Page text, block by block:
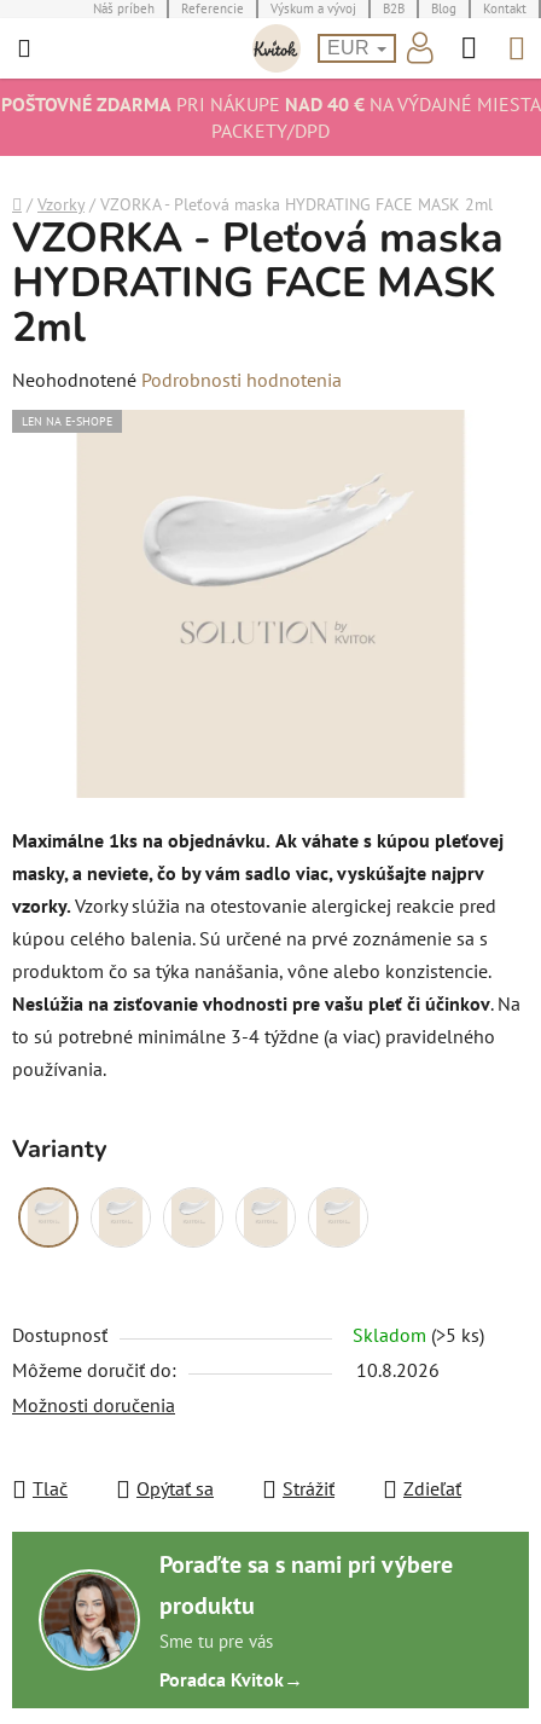
na
Náš príbeh Referencie Výskum a vývoj B2B Blog Kontakt
EUR
POŠTOVNÉ ZDARMAPRI NÁKUPE NAD 40 €NA VÝDAJNÉ MIESTA
PACKETY/DPD
Domov
/ Vzorky / VZORKA - Pleťová maska HYDRATING FACE MASK 2ml
Maximálne 1ks na objednávku. Ak váhate s kúpou pleťovej
masky, a neviete, čo by vám sadlo viac, vyskúšajte najprv
vzorky.Vzorky slúžia na otestovanie alergickej reakcie pred
kúpou celého balenia. Sú určené na prvé zoznámenie sa s
produktom čo sa týka nanášania, vône alebo konzistencie.
Neslúžia na zisťovanie vhodnosti pre vašu pleť či účinkov. Na
to sú potrebné minimálne 3-4 týždne (a viac) pravidelného
používania.
Varianty
Dostupnosť Skladom (>5 ks)
Môžeme doručiť do:
10.8.2026
Možnosti doručenia
Tlač Opýtať sa Strážiť Zdieľať
Poraďte sa s nami pri výbere
produktu
Sme tu pre vás
Poradca Kvitok→
VZORKA - Pleťová maska
HYDRATING FACE MASK
2ml
Priemerné
hodnotenie
Neohodnotené Podrobnosti hodnotenia
LEN NA E-SHOPE